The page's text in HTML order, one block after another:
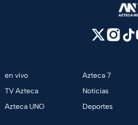
en vivo
TV Azteca
Azteca UNO
Azteca 7
Noticias
Deportes